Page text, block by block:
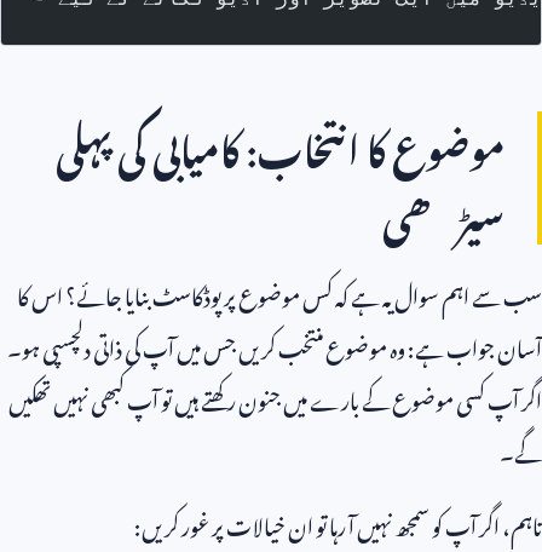
موضوع کا انتخاب: کامیابی کی پہلی
سیڑھی
سب سے اہم سوال یہ ہے کہ کس موضوع پر پوڈکاسٹ بنایا جائے؟ اس کا
آسان جواب ہے: وہ موضوع منتخب کریں جس میں آپ کی ذاتی دلچسپی ہو۔
اگر آپ کسی موضوع کے بارے میں جنون رکھتے ہیں تو آپ کبھی نہیں تھکیں
گے۔
تاہم، اگر آپ کو سمجھ نہیں آ رہا تو ان خیالات پر غور کریں: